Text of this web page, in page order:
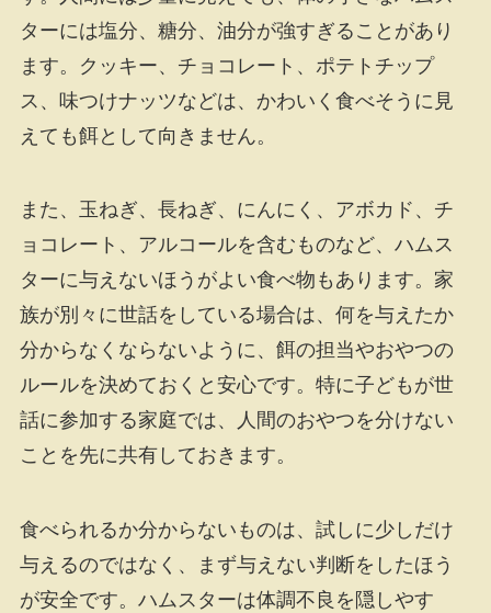
ターには塩分、糖分、油分が強すぎることがあり
ます。クッキー、チョコレート、ポテトチップ
ス、味つけナッツなどは、かわいく食べそうに見
えても餌として向きません。
また、玉ねぎ、長ねぎ、にんにく、アボカド、チ
ョコレート、アルコールを含むものなど、ハムス
ターに与えないほうがよい食べ物もあります。家
族が別々に世話をしている場合は、何を与えたか
分からなくならないように、餌の担当やおやつの
ルールを決めておくと安心です。特に子どもが世
話に参加する家庭では、人間のおやつを分けない
ことを先に共有しておきます。
食べられるか分からないものは、試しに少しだけ
与えるのではなく、まず与えない判断をしたほう
が安全です。ハムスターは体調不良を隠しやす